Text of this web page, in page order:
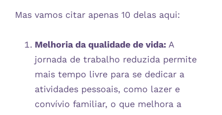
Mas vamos citar apenas 10 delas aqui:
Melhoria da qualidade de vida: A
jornada de trabalho reduzida permite
mais tempo livre para se dedicar a
atividades pessoais, como lazer e
convívio familiar, o que melhora a